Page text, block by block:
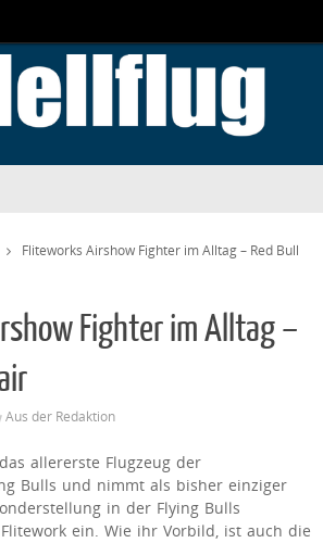
Fliteworks Airshow Fighter im Alltag – Red Bull
Fighter im Alltag –
Aus der Redaktion
allererste Flugzeug der
Bulls und nimmt als bisher einziger
in der Flying Bulls
ein. Wie ihr Vorbild, ist auch die